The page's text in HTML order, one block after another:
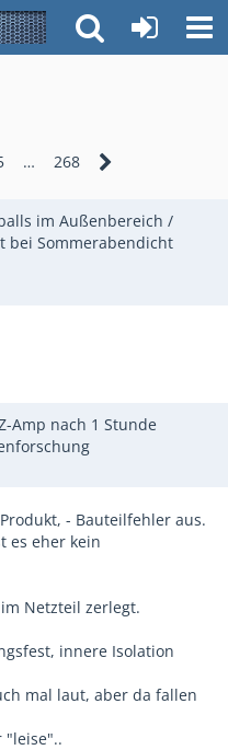
… 268
im Außenbereich /
bei Sommerabendicht
Amp nach 1 Stunde
- Bauteilfehler aus.
es eher kein
Netzteil zerlegt.
innere Isolation
mal laut, aber da fallen
"leise"..